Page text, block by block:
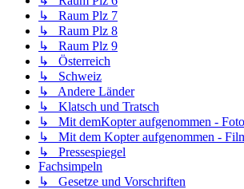
↳ Raum Plz 7
↳ Raum Plz 8
↳ Raum Plz 9
↳ Österreich
↳ Schweiz
↳ Andere Länder
↳ Klatsch und Tratsch
↳ Mit demKopter aufgenommen -
↳ Mit dem Kopter aufgenommen -
↳ Pressespiegel
Fachsimpeln
↳ Gesetze und Vorschriften